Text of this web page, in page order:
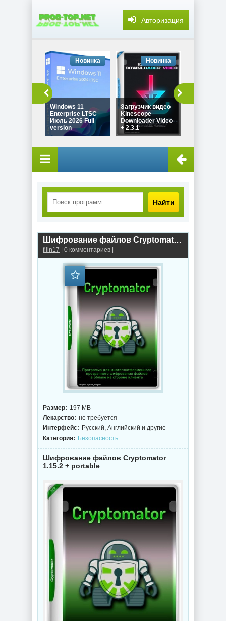
Авторизация
Windows 11
Enterprise LTSC
Июль 2026 Full
version
Новинка
Загрузчик видео
Kinescope
Downloader Video
+ 2.3.1
Новинка
Найти
Шифрование файлов Cryptomator 1.15.2 + portable
filin17 | 0 комментариев |
Размер: 197 MB
Лекарство: не требуется
Интерфейс: Русский, Английский и другие
Категория: Безопасность
Шифрование файлов Cryptomator
1.15.2 + portable